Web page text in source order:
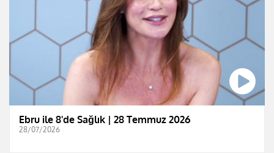
Ebru ile 8'de Sağlık | 28 Temmuz 2026
28/07/2026